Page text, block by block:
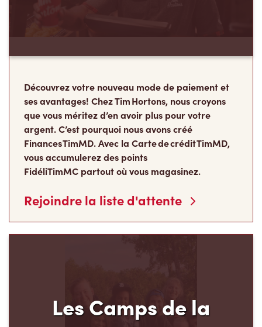
Découvrez votre nouveau mode de paiement et
ses avantages! Chez Tim Hortons, nous croyons
que vous méritez d’en avoir plus pour votre
argent. C’est pourquoi nous avons créé
Finances TimMD. Avec la Carte de crédit TimMD,
vous accumulerez des points
FidéliTimMC partout où vous magasinez.
Rejoindre la liste d'attente
Les Camps de la